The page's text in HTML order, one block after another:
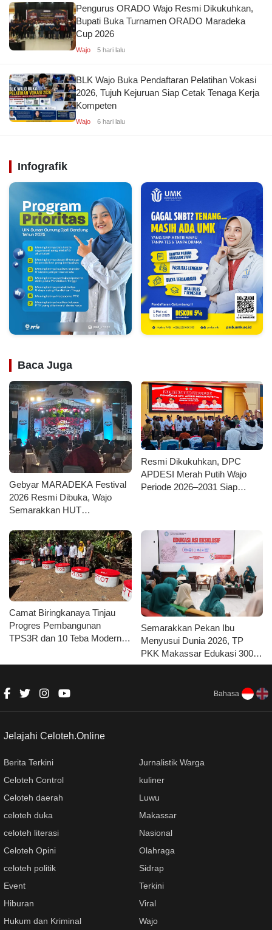
Pengurus ORADO Wajo Resmi Dikukuhkan,
Bupati Buka Turnamen ORADO Maradeka
Cup 2026
Wajo 5 hari lalu
BLK Wajo Buka Pendaftaran Pelatihan Vokasi
2026, Tujuh Kejuruan Siap Cetak Tenaga Kerja
Kompeten
Wajo 6 hari lalu
Infografik
Baca Juga
Gebyar MARADEKA Festival
2026 Resmi Dibuka, Wajo
Semarakkan HUT
Lomba dan Aksi Kebersihan
Resmi Dikukuhkan, DPC
APDESI Merah Putih Wajo
Periode 2026–2031 Siap
Camat Biringkanaya Tinjau
Progres Pembangunan
TPS3R dan 10 Teba Moderndi
Semarakkan Pekan Ibu
Menyusui Dunia 2026, TP
PKK Makassar Edukasi 300
Ibu Hamil dan Kader PKK
Bahasa
Jelajahi Celoteh.Online
Berita Terkini
Celoteh Control
Celoteh daerah
celoteh duka
celoteh literasi
Celoteh Opini
celoteh politik
Event
Hiburan
Hukum dan Kriminal
Jurnalistik Warga
kuliner
Luwu
Makassar
Nasional
Olahraga
Sidrap
Terkini
Viral
Wajo